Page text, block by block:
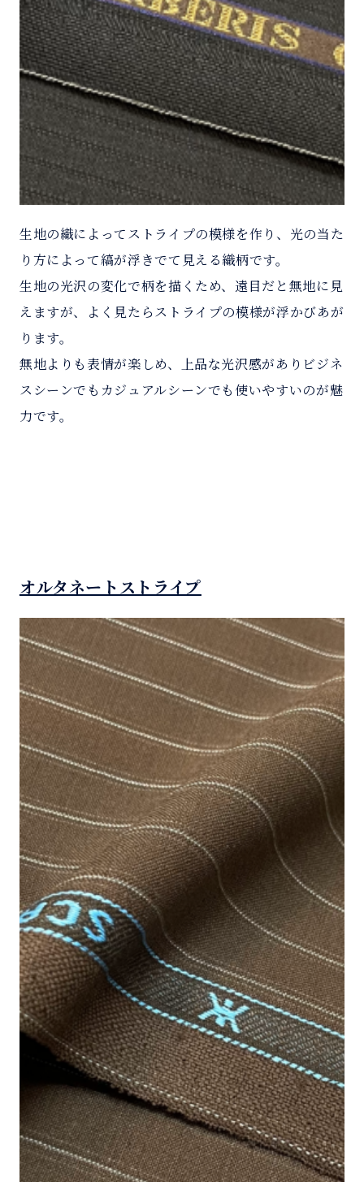
生地の織によってストライプの模様を作り、光の当た
り方によって縞が浮きでて見える織柄です。
生地の光沢の変化で柄を描くため、遠目だと無地に見
えますが、よく見たらストライプの模様が浮かびあが
ります。
無地よりも表情が楽しめ、上品な光沢感がありビジネ
スシーンでもカジュアルシーンでも使いやすいのが魅
力です。
オルタネートストライプ